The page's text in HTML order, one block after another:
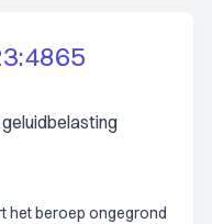
het beroep ongegrond